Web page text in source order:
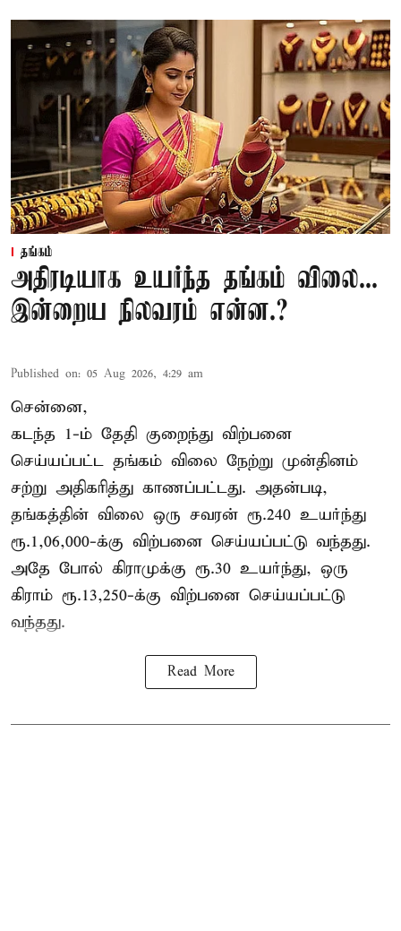
தங்கம்
அதிரடியாக உயர்ந்த தங்கம் விலை...
இன்றைய நிலவரம் என்ன.?
Published on: 05 Aug 2026, 4:29 am
சென்னை,
கடந்த 1-ம் தேதி குறைந்து விற்பனை
செய்யப்பட்ட தங்கம் விலை நேற்று முன்தினம்
சற்று அதிகரித்து காணப்பட்டது. அதன்படி,
தங்கத்தின் விலை ஒரு சவரன் ரூ.240 உயர்ந்து
ரூ.1,06,000-க்கு விற்பனை செய்யப்பட்டு வந்தது.
அதே போல் கிராமுக்கு ரூ.30 உயர்ந்து, ஒரு
கிராம் ரூ.13,250-க்கு விற்பனை செய்யப்பட்டு
வந்தது.
Read More